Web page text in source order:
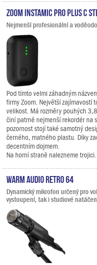
Zoom Instamic Pro Plus C
Nejmenší profesionální a
Pod tímto velmi záhadným
firmy Zoom. Největší zajímavostí
velikost. Má rozměry pouhých
činí patrně nejmenší rekordér na
pozornost stojí také samotný
černého, matného plastu. Díky
decentním dojmem.
Na horní straně nalezneme trojici...
Warm Audio Retro 64
Dynamický mikrofon určený pro
vystoupení, tak i studiové